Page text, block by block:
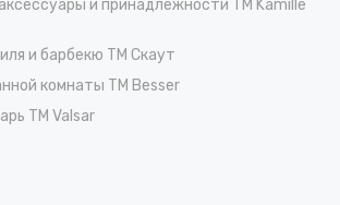
и принадлежности TM Kamille
и барбекю TM Скаут
комнаты TM Besser
TM Valsar